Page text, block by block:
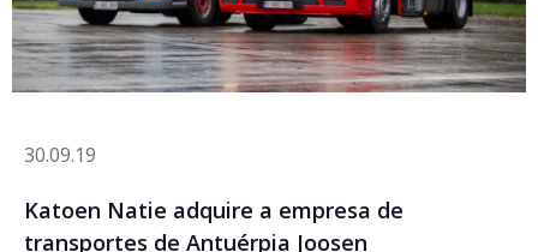
30.09.19
Katoen Natie adquire a empresa de
transportes de Antuérpia Joosen